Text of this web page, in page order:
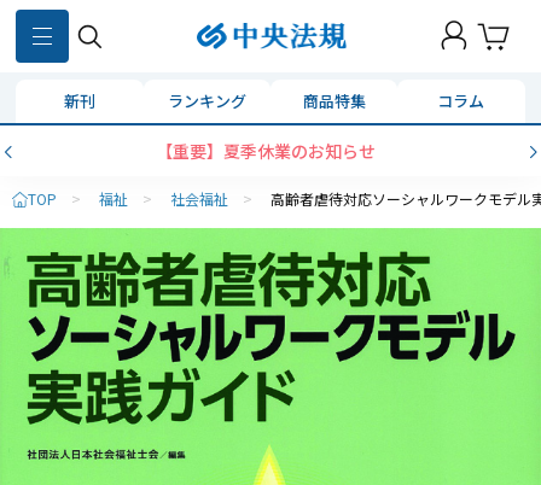
新刊 ランキング 商品特集 コラム
【重要】夏季休業のお知らせ
TOP > 福祉 > 社会福祉 > 高齢者虐待対応ソーシャルワークモデル